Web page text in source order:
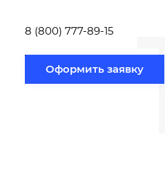
1
8 (800) 777-89-15
Оформить заявку